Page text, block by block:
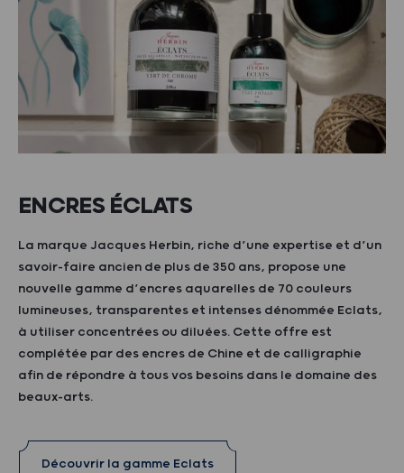
ENCRES ÉCLATS
La marque Jacques Herbin, riche d’une expertise et d’un
savoir-faire ancien de plus de 350 ans, propose une
nouvelle gamme d’encres aquarelles de 70 couleurs
lumineuses, transparentes et intenses dénommée Eclats,
à utiliser concentrées ou diluées. Cette offre est
complétée par des encres de Chine et de calligraphie
afin de répondre à tous vos besoins dans le domaine des
beaux-arts.
Découvrir la gamme Eclats